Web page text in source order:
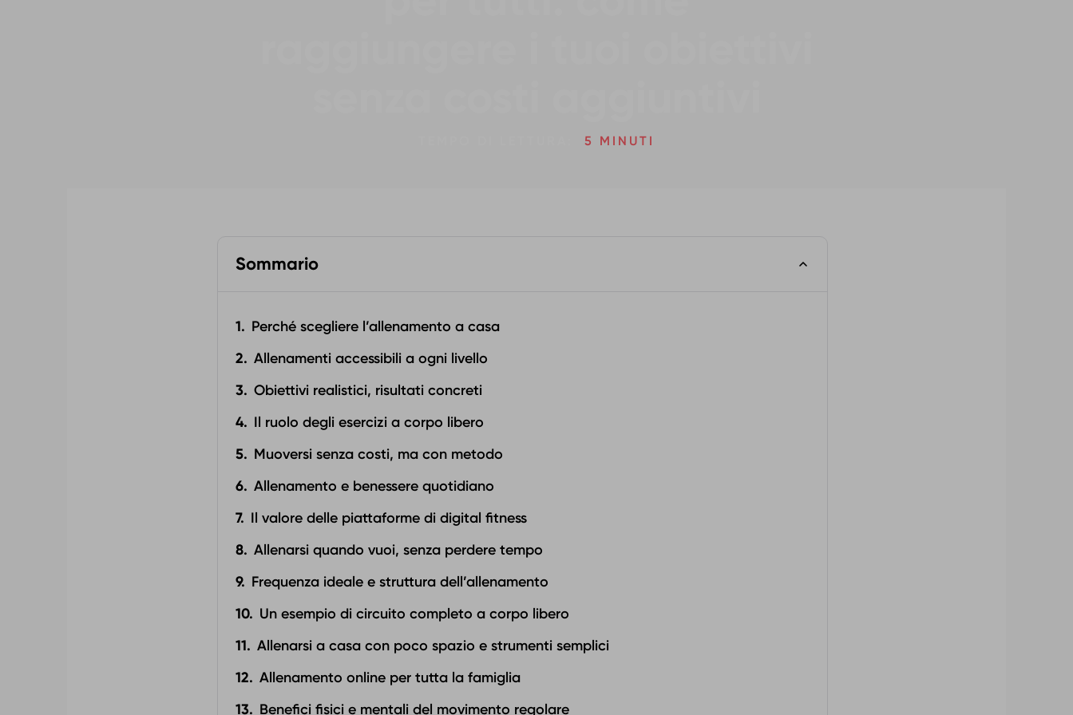
5 MINUTI
Sommario
Perché scegliere l’allenamento a casa
Allenamenti accessibili a ogni livello
Obiettivi realistici, risultati concreti
Il ruolo degli esercizi a corpo libero
Muoversi senza costi, ma con metodo
Allenamento e benessere quotidiano
Il valore delle piattaforme di digital fitness
Allenarsi quando vuoi, senza perdere tempo
Frequenza ideale e struttura dell’allenamento
Un esempio di circuito completo a corpo libero
Allenarsi a casa con poco spazio e strumenti semplici
Allenamento online per tutta la famiglia
Benefici fisici e mentali del movimento regolare